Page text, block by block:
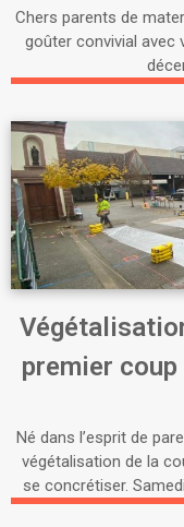
Chers parents de
goûter convivial avec
premier
Né dans l’esprit de
végétalisation de la
se concrétiser.